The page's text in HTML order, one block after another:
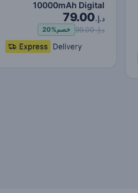
10000mAh Digital
Display Power Bank,
20W Fast Charg…
د.إ.79.00
د.إ. 99.00 خصم20%